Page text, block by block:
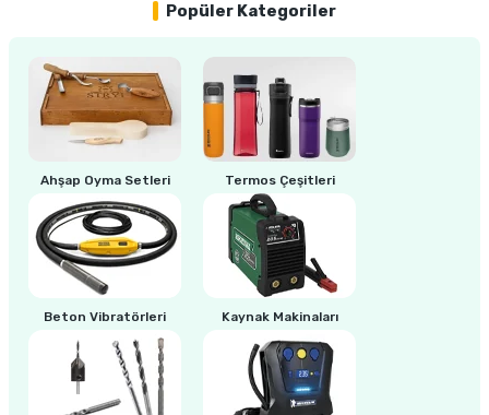
Abicor Binzel Mor - Gold Tungsten Elektrot Argon-Tig Kaynaklarında Metal
180,00 TL
Popüler Kategoriler
Ahşap Oyma Setleri Termos Çeşitleri
Beton Vibratörleri Kaynak Makinaları